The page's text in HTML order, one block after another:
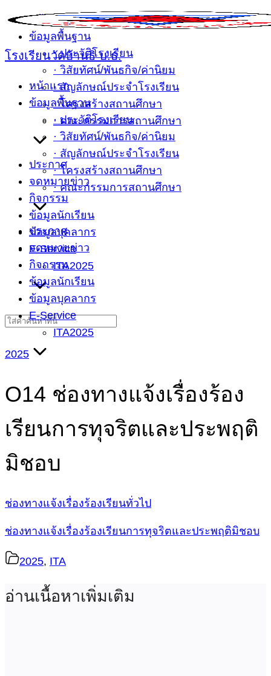
Skip
content
โรงเรียนวัดบ้านธิ บ.ธ.
หน้าแรก
ข้อมูลพื้นฐาน
· ประวัติโรงเรียน
· วิสัยทัศน์/พันธกิจ/ค่านิยม
· สัญลักษณ์ประจำโรงเรียน
· โครงสร้างสถานศึกษา
· คณะกรรมการสถานศึกษา
ประกาศ
จดหมายข่าว
กิจกรรม
ข้อมูลนักเรียน
ข้อมูลบุคลากร
E-Service
ITA2025
หน้าแรก
ข้อมูลพื้นฐาน
· ประวัติโรงเรียน
· วิสัยทัศน์/พันธกิจ/ค่านิยม
· สัญลักษณ์ประจำโรงเรียน
· โครงสร้างสถานศึกษา
· คณะกรรมการสถานศึกษา
ประกาศ
จดหมายข่าว
กิจกรรม
ข้อมูลนักเรียน
ข้อมูลบุคลากร
E-Service
ITA2025
Search
2025
O14 ช่องทางแจ้งเรื่องร้อง
เรียนการทุจริตและประพฤติ
มิชอบ
ช่องทางแจ้งเรื่องร้องเรียนทั่วไป
ช่องทางแจ้งเรื่องร้องเรียนการทุจริตและประพฤติมิชอบ
2025, ITA
อ่านเนื้อหาเพิ่มเติม